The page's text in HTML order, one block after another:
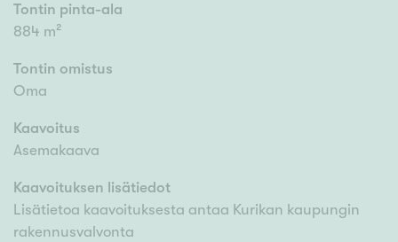
Tontin pinta-ala
884 m²
Tontin omistus
Oma
Kaavoitus
Asemakaava
Kaavoituksen lisätiedot
Lisätietoa kaavoituksesta antaa Kurikan kaupungin
rakennusvalvonta